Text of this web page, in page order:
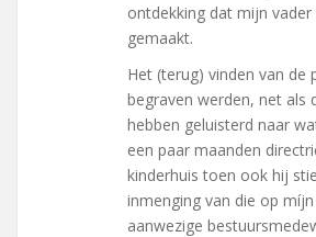
ontdekking dat mijn
gemaakt.
Het (terug) vinden van de
begraven werden, net als
hebben geluisterd naar
een paar maanden
kinderhuis toen ook hij
inmenging van die op
aanwezige